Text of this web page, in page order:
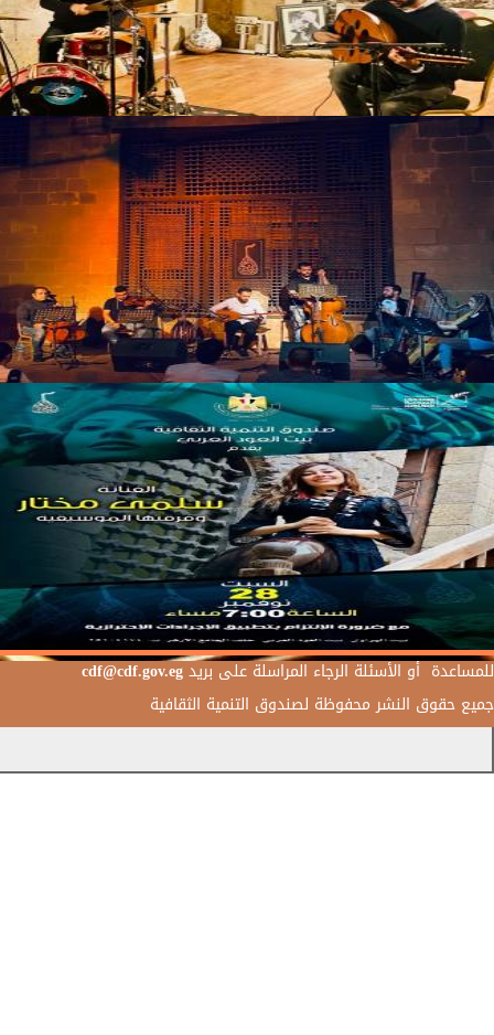
للمساعدة أو الأسئلة الرجاء المراسلة على بريدcdf@cdf.gov.eg
جميع حقوق النشر محفوظة لصندوق التنمية الثقافية